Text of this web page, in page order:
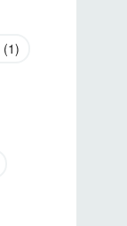
(1)